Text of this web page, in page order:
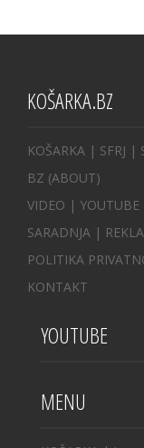
KOŠARKA.BZ
KOŠARKA | SFRJ |
BZ (ABOUT)
VIDEO | YOUTUBE
SARADNJA |
POLITIKA
KONTAKT
YOUTUBE
MENU